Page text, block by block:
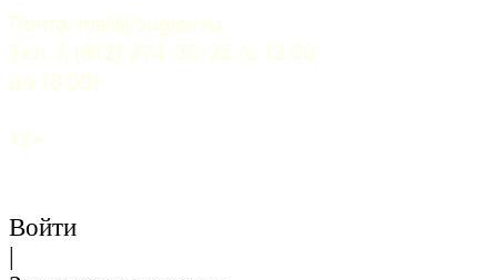
Почта: mail@5uglov.ru
Тел. 8 (812) 274-35-25 (c 12.00
до 18.00)
12+
Войти
|